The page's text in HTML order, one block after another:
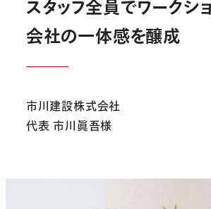
スタッフ全員でワークシ
会社の一体感を醸成
市川建設株式会社
代表 市川眞吾様